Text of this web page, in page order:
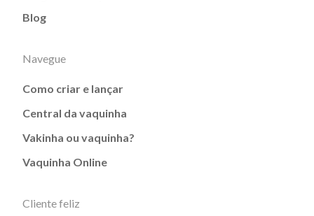
Blog
Navegue
Como criar e lançar
Central da vaquinha
Vakinha ou vaquinha?
Vaquinha Online
Cliente feliz